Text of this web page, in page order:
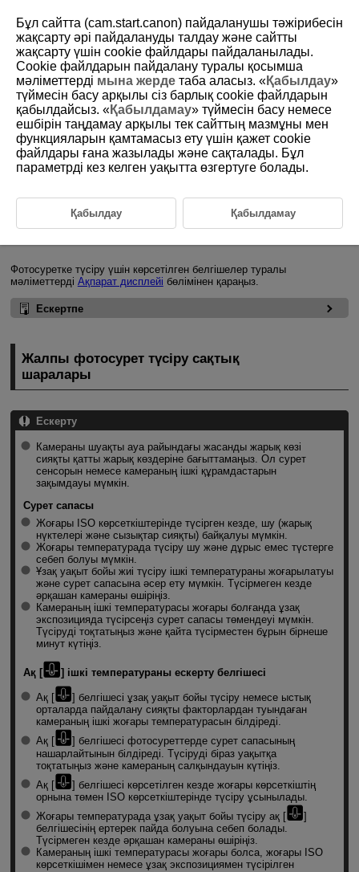
D388-126
Жалпы фотосуретке түсіру
Фотосуреттер түсіруде ақпарат дисплейі
Жалпы фотосурет түсіру сақтық шаралары
Фотосуреттер түсіруде ақпарат
дисплейі
Фотосуретке түсіру үшін көрсетілген белгішелер туралы
мәліметтерді Ақпарат дисплейі бөлімінен қараңыз.
Ескертпе
Жалпы фотосурет түсіру сақтық
шаралары
Ескерту
Камераны шуақты ауа райындағы жасанды жарық көзі
сияқты қатты жарық көздеріне бағыттамаңыз. Ол сурет
сенсорын немесе камераның ішкі құрамдастарын
зақымдауы мүмкін.
Сурет сапасы
Жоғары ISO көрсеткiштерінде түсірген кезде, шу (жарық
нүктелері және сызықтар сияқты) байқалуы мүмкін.
Жоғары температурада түсіру шу және дұрыс емес түстерге
себеп болуы мүмкін.
Ұзақ уақыт бойы жиі түсіру ішкі температураны жоғарылатуы
және сурет сапасына әсер ету мүмкін. Түсірмеген кезде
әрқашан камераны өшіріңіз.
Камераның ішкі температурасы жоғары болғанда ұзақ
экспозицияда түсірсеңіз сурет сапасы төмендеуі мүмкін.
Түсіруді тоқтатыңыз және қайта түсірместен бұрын бірнеше
минут күтіңіз.
Ақ [ ] ішкі температураны ескерту белгішесі
Ақ [
] белгішесі ұзақ уақыт бойы түсіру немесе ыстық
орталарда пайдалану сияқты факторлардан туындаған
камераның ішкі жоғары температурасын білдіреді.
Ақ [
] белгішесі фотосуреттерде сурет сапасының
нашарлайтынын білдіреді. Түсіруді біраз уақытқа
тоқтатыңыз және камераның салқындауын күтіңіз.
Ақ [
] белгішесі көрсетілген кезде жоғары көрсеткіштің
орнына төмен ISO көрсеткiштерінде түсіру ұсынылады.
Жоғары температурада ұзақ уақыт бойы түсіру ақ [
]
белгішесінің ертерек пайда болуына себеп болады.
Түсірмеген кезде әрқашан камераны өшіріңіз.
Камераның ішкі температурасы жоғары болса, жоғары ISO
көрсеткішімен немесе ұзақ экспозициямен түсірілген
Бұл сайтта (cam.start.canon) пайдаланушы тәжірибесін
жақсарту әрі пайдалануды талдау және сайтты
жақсарту үшін сookie файлдары пайдаланылады.
Cookie файлдарын пайдалану туралы қосымша
мәліметтерді мына жерде таба аласыз. «Қабылдау»
түймесін басу арқылы сіз барлық cookie файлдарын
қабылдайсыз. «Қабылдамау» түймесін басу немесе
ешбірін таңдамау арқылы тек сайттың мазмұны мен
функцияларын қамтамасыз ету үшін қажет cookie
файлдары ғана жазылады және сақталады. Бұл
параметрді кез келген уақытта өзгертуге болады.
Қабылдау Қабылдамау